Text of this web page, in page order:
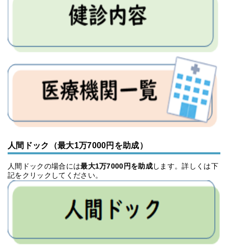
人間ドック（最大1万7000円を助成）
人間ドックの場合には最大1万7000円を助成します。詳しくは下
記をクリックしてください。